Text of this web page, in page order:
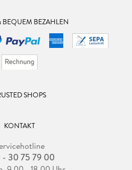
BEQUEM BEZAHLEN
SHOPS
KONTAKT
30 75 79 00